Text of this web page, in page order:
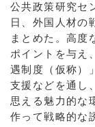
公共政策研究セ
日、外国人材の
まとめた。高度
ポイントを与え
遇制度（仮称）
支援などを通し
思える魅力的な
作って戦略的な